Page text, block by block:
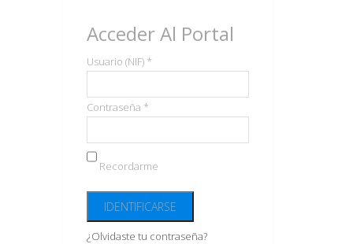
Acceder Al Portal
Usuario (NIF) *
Contraseña *
Recordarme
¿Olvidaste tu contraseña?